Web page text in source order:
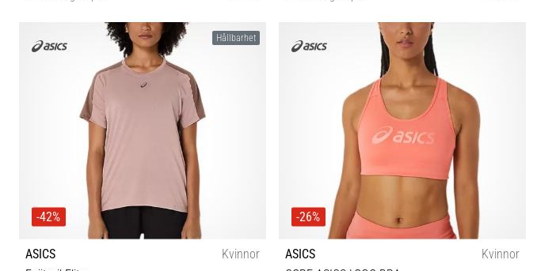
XS S M L 37 37½ 38 39 39½ 40 40½
Hållbarhet
-42%
ASICS
Kvinnor
-26%
ASICS
Kvinnor